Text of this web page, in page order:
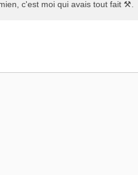
c'est moi qui avais tout fait ⚒.